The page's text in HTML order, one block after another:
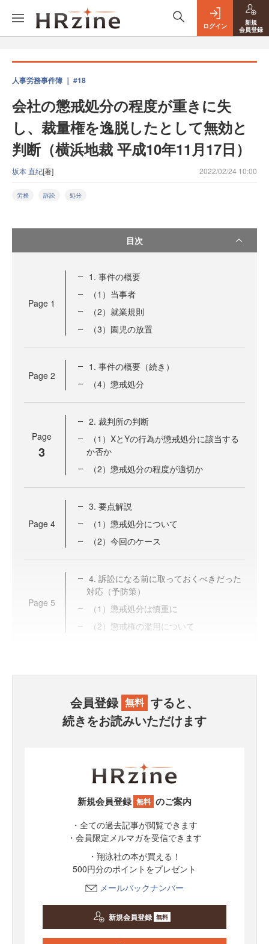
ログイン
新規
会員登録
人事労務事件簿 ｜ #18
会社の懲戒処分の程度が重きに失
し、裁量権を逸脱したとして無効と
判断（横浜地裁 平成10年11月17日）
坂本 直紀[著] 2022/02/24 10:00
労務 訴訟 処分
目次
Page 1
1. 事件の概要
（1）当事者
（2）就業規則
（3）園児の放置
Page 2
1. 事件の概要（続き）
（4）懲戒処分
Page
3
2. 裁判所の判断
（1）XとYの行為が懲戒処分に該当する
か否か
（2）懲戒処分の程度が適切か
Page 4
3. 要点解説
（1）懲戒処分について
（2）今回のケース
Page 5
4. 訴訟になる前に取っておくべきだった
対応（予防策）
（1）懲戒処分は慎重に
（2）懲戒権の濫用について
会員登録 無料 すると、
続きをお読みいただけます
新規会員登録 無料 のご案内
・全ての過去記事が閲覧できます
・会員限定メルマガを受信できます
・翔泳社の本が買える！
500円分のポイントをプレゼント
メールバックナンバー
新規会員登録 無料